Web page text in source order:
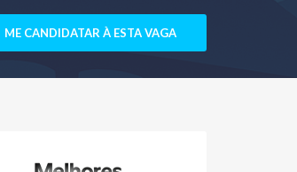
ME CANDIDATAR À ESTA VAGA